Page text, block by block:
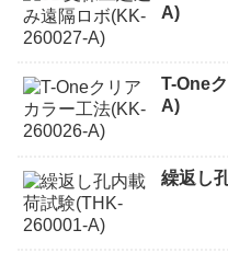
A)
T-One
A)
繰返し